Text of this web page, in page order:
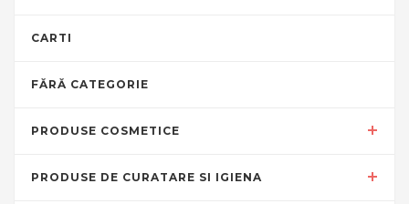
CARTI
FĂRĂ CATEGORIE
PRODUSE COSMETICE
PRODUSE DE CURATARE SI IGIENA